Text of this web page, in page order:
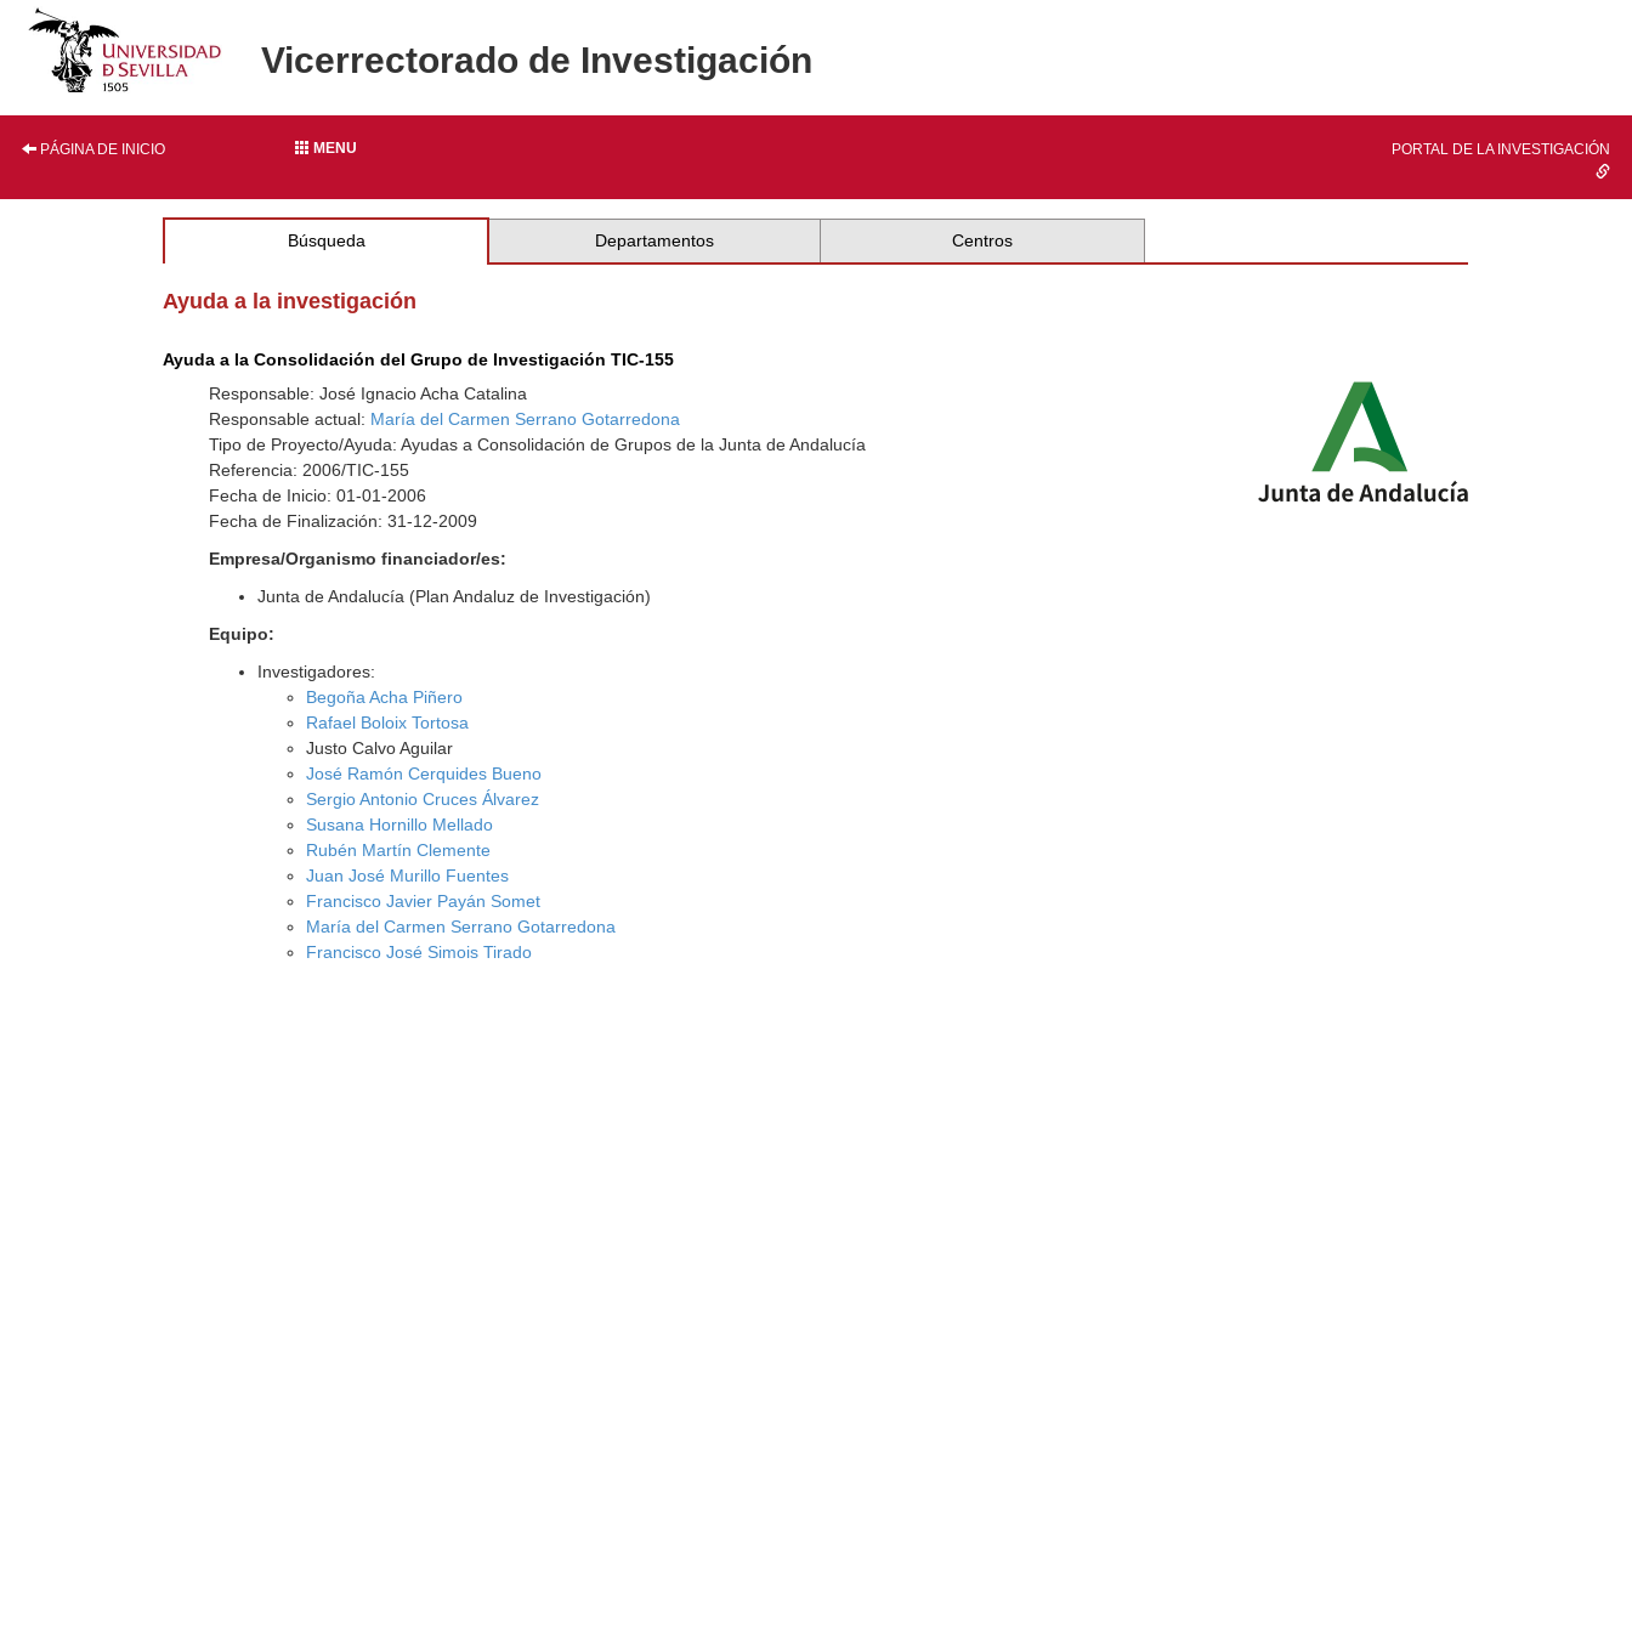
Vicerrectorado de Investigación
PÁGINA DE INICIO MENU PORTAL DE LA INVESTIGACIÓN
Búsqueda Departamentos Centros
Ayuda a la investigación
Ayuda a la Consolidación del Grupo de Investigación TIC-155
Responsable: José Ignacio Acha Catalina
Responsable actual: María del Carmen Serrano Gotarredona
Tipo de Proyecto/Ayuda: Ayudas a Consolidación de Grupos de la Junta de Andalucía
Referencia: 2006/TIC-155
Fecha de Inicio: 01-01-2006
Fecha de Finalización: 31-12-2009
Empresa/Organismo financiador/es:
Junta de Andalucía (Plan Andaluz de Investigación)
Equipo:
Investigadores:
Begoña Acha Piñero
Rafael Boloix Tortosa
Justo Calvo Aguilar
José Ramón Cerquides Bueno
Sergio Antonio Cruces Álvarez
Susana Hornillo Mellado
Rubén Martín Clemente
Juan José Murillo Fuentes
Francisco Javier Payán Somet
María del Carmen Serrano Gotarredona
Francisco José Simois Tirado